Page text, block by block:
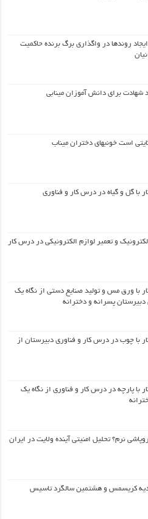
روندها در واگذاری برگ برنده حاکمیت
شهادت برای دانش آموزان مینابی
است خونبهای دختران میناب
با گل و گیاه در درس کار و فناوری
و تعمیر لوازم الکترونیکی در درس کار
با ورق مس و تولید صنایع دستی از نگاه یک
دبیرستان پسرانه و دخترانه
با چوب در درس کار و فناوری دبیرستان از
پارچه در درس کار و فناوری از نگاه یک
نرم؟ تحلیل امنیتی آینده ولایت در ایران
کریسمس و هشتمین سالگرد تاسیس